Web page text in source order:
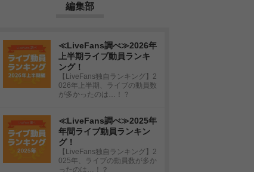
編集部
≪LiveFans調べ≫2026年
上半期ライブ動員ランキ
ング！
【LiveFans独自ランキング】2
026年上半期、ライブの動員数
が多かったのは…！？
≪LiveFans調べ≫2025年
年間ライブ動員ランキン
グ！
【LiveFans独自ランキング】2
025年、ライブの動員数が多か
ったのは…！？